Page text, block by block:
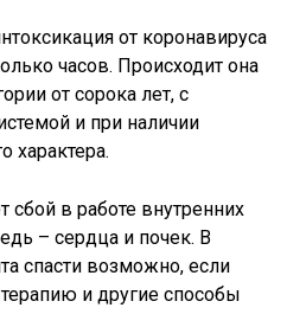
от коронавируса
часов. Происходит она
от сорока лет, с
и при наличии
характера.
в работе внутренних
– сердца и почек. В
спасти возможно, если
и другие способы